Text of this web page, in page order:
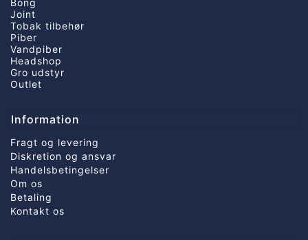
Bong
Joint
Tobak tilbehør
Piber
Vandpiber
Headshop
Gro udstyr
Outlet
Information
Fragt og levering
Diskretion og ansvar
Handelsbetingelser
Om os
Betaling
Kontakt os